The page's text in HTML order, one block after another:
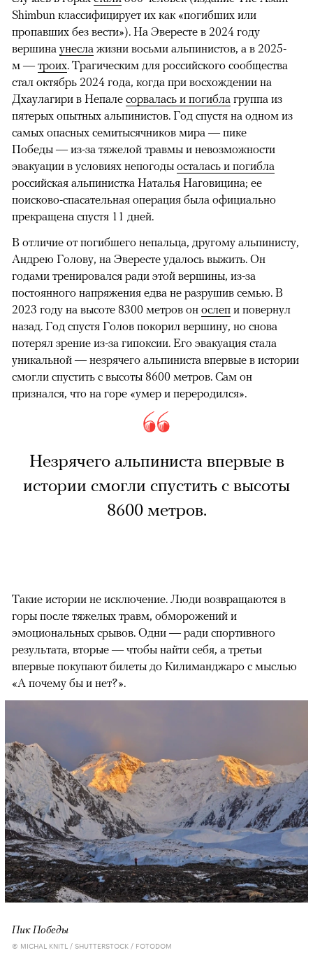
Shimbun классифицирует их как «погибших или
пропавших без вести»). На Эвересте в 2024 году
вершина унесла жизни восьми альпинистов, а в 2025-
м — троих. Трагическим для российского сообщества
стал октябрь 2024 года, когда при восхождении на
Дхаулагири в Непале сорвалась и погибла группа из
пятерых опытных альпинистов. Год спустя на одном из
самых опасных семитысячников мира — пике
Победы — из-за тяжелой травмы и невозможности
эвакуации в условиях непогоды осталась и погибла
российская альпинистка Наталья Наговицина; ее
поисково-спасательная операция была официально
прекращена спустя 11 дней.
В отличие от погибшего непальца, другому альпинисту,
Андрею Голову, на Эвересте удалось выжить. Он
годами тренировался ради этой вершины, из-за
постоянного напряжения едва не разрушив семью. В
2023 году на высоте 8300 метров он ослеп и повернул
назад. Год спустя Голов покорил вершину, но снова
потерял зрение из-за гипоксии. Его эвакуация стала
уникальной — незрячего альпиниста впервые в истории
смогли спустить с высоты 8600 метров. Сам он
признался, что на горе «умер и переродился».
Незрячего альпиниста впервые в
истории смогли спустить с высоты
8600 метров.
Такие истории не исключение. Люди возвращаются в
горы после тяжелых травм, обморожений и
эмоциональных срывов. Одни — ради спортивного
результата, вторые — чтобы найти себя, а третьи
впервые покупают билеты до Килиманджаро с мыслью
«А почему бы и нет?».
Пик Победы
© MICHAL KNITL / SHUTTERSTOCK / FOTODOM